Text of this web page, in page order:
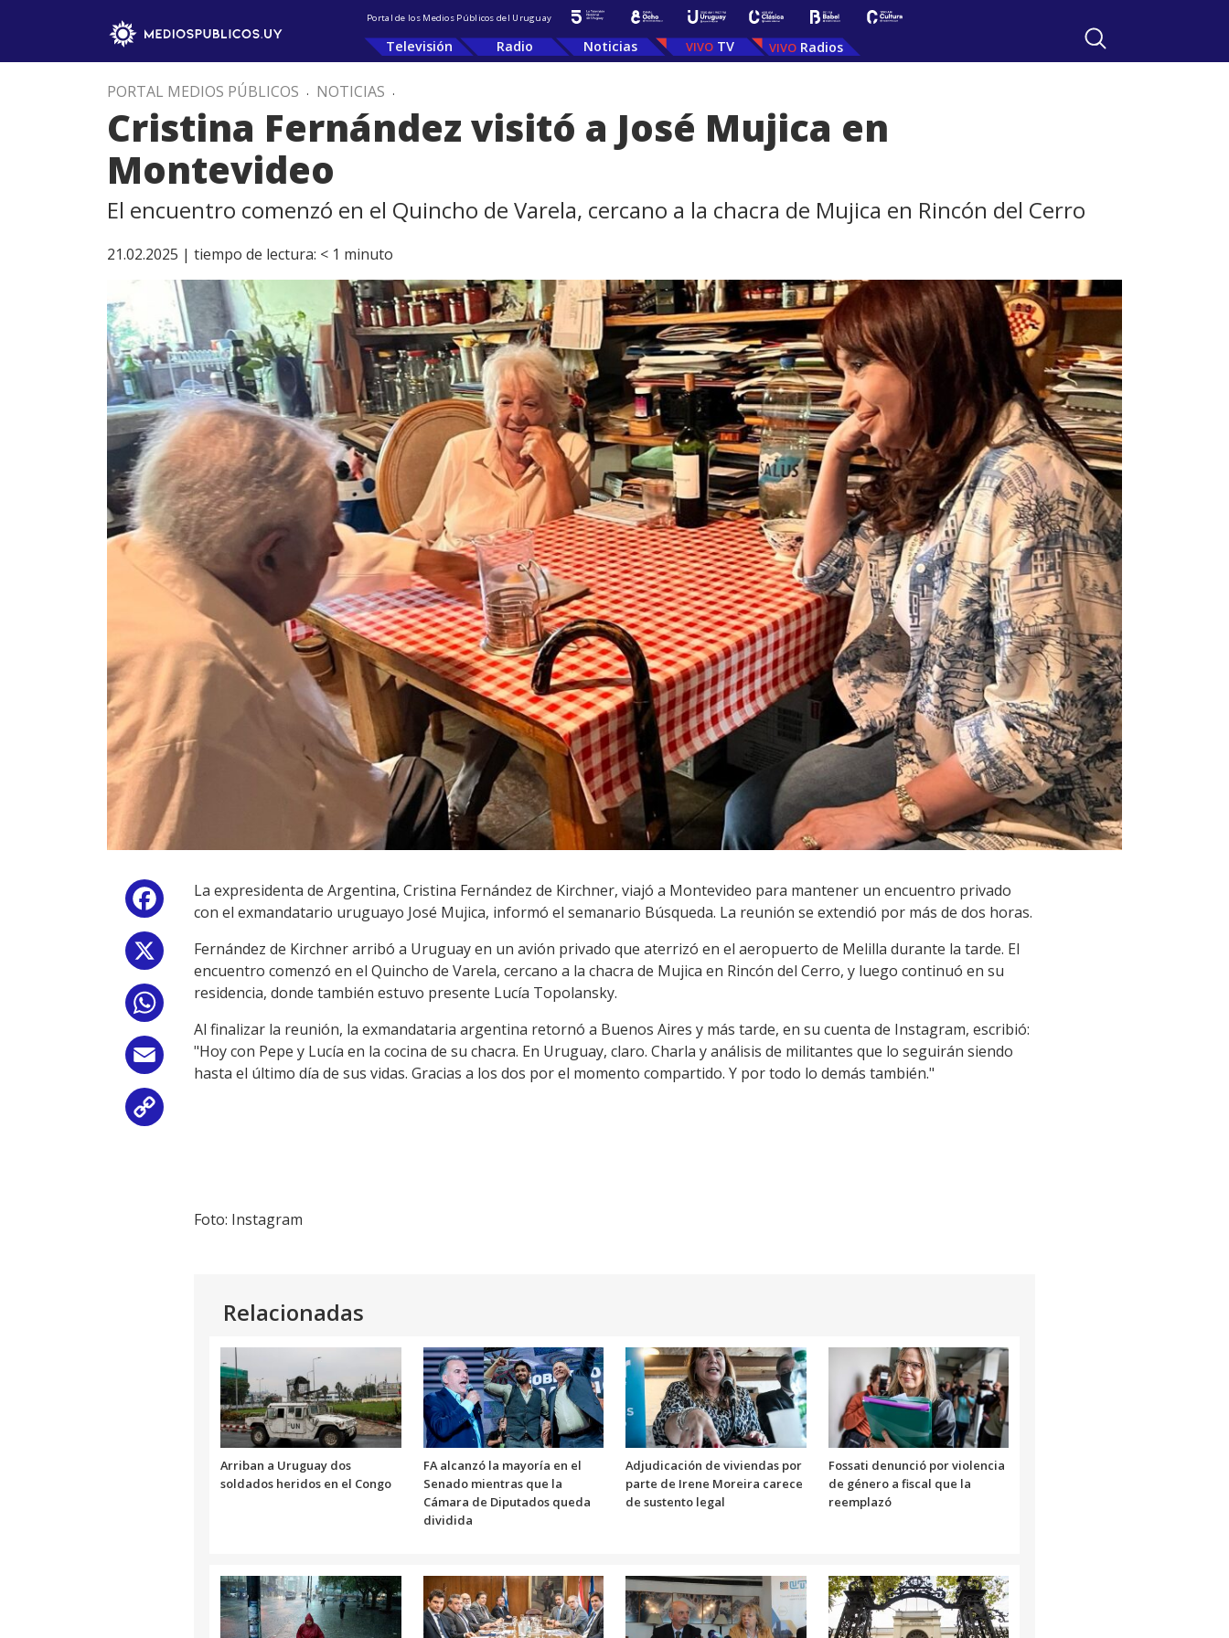
Portal de los Medios Públicos del Uruguay
Televisión Radio Noticias TV Radios
PORTAL MEDIOS PÚBLICOS . NOTICIAS .
Cristina Fernández visitó a José Mujica en
Montevideo
El encuentro comenzó en el Quincho de Varela, cercano a la chacra de Mujica en Rincón del Cerro
21.02.2025 | tiempo de lectura: < 1 minuto
Facebook
Email
La expresidenta de Argentina, Cristina Fernández de Kirchner, viajó a Montevideo para mantener un encuentro privado
con el exmandatario uruguayo José Mujica, informó el semanario Búsqueda. La reunión se extendió por más de dos horas.
Fernández de Kirchner arribó a Uruguay en un avión privado que aterrizó en el aeropuerto de Melilla durante la tarde. El
encuentro comenzó en el Quincho de Varela, cercano a la chacra de Mujica en Rincón del Cerro, y luego continuó en su
residencia, donde también estuvo presente Lucía Topolansky.
Al finalizar la reunión, la exmandataria argentina retornó a Buenos Aires y más tarde, en su cuenta de Instagram, escribió:
"Hoy con Pepe y Lucía en la cocina de su chacra. En Uruguay, claro. Charla y análisis de militantes que lo seguirán siendo
hasta el último día de sus vidas. Gracias a los dos por el momento compartido. Y por todo lo demás también."
Foto: Instagram
Relacionadas
Arriban a Uruguay dos
soldados heridos en el Congo
FA alcanzó la mayoría en el
Senado mientras que la
Cámara de Diputados queda
dividida
Adjudicación de viviendas por
parte de Irene Moreira carece
de sustento legal
Fossati denunció por violencia
de género a fiscal que la
reemplazó